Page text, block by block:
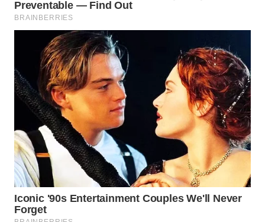
WN
BINJAI
WN
CIREBON
WN
INDRAMAYU
WN
KUNINGAN
WN
MAJALENGKA